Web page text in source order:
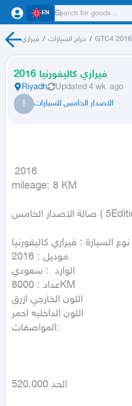
EN
فيراري / حراج السيارات / GTC4 2016
فيراري كاليفورنيا 2016
Riyadh Updated 4 wk. ago
ا الاصدار الخامس للسيارات
mileage: 8 KM
صالة الاصدار الخامس ( 5Edition ) للسيارات
نوع السيارة : فيراري كاليفورنيا
موديل : 2016
الوارد  : سعودي
عداد : 8000KM
اللون الخارجي ازرق
اللون الداخليه احمر
المواصفات:
الحد 520.000